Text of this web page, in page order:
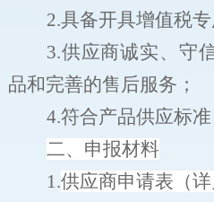
2.具备开具增值税专
3.供应商诚实、守
品和完善的售后服务；
4.符合产品供应标
二、申报材料
1.供应商申请表 （